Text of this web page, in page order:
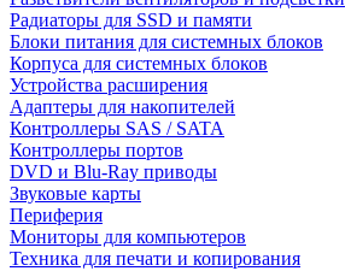
Радиаторы для SSD и памяти
Блоки питания для системных блоков
Корпуса для системных блоков
Устройства расширения
Адаптеры для накопителей
Контроллеры SAS / SATA
Контроллеры портов
DVD и Blu-Ray приводы
Звуковые карты
Периферия
Мониторы для компьютеров
Техника для печати и копирования